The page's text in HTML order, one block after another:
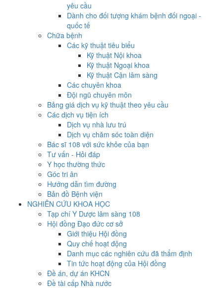
yêu cầu
Dành cho đối tượng khám bệnh đối ngoại -
quốc tế
Chữa bệnh
Các kỹ thuật tiêu biểu
Kỹ thuật Nội khoa
Kỹ thuật Ngoại khoa
Kỹ thuật Cận lâm sàng
Các chuyên khoa
Đội ngũ chuyên môn
Bảng giá dịch vụ kỹ thuật theo yêu cầu
Các dịch vụ tiện ích
Dịch vụ nhà lưu trú
Dịch vụ chăm sóc toàn diện
Bác sĩ 108 với sức khỏe của bạn
Tư vấn - Hỏi đáp
Y học thường thức
Góc tri ân
Hướng dẫn tìm đường
Bản đồ Bệnh viện
NGHIÊN CỨU KHOA HỌC
Tạp chí Y Dược lâm sàng 108
Hội đồng Đạo đức cơ sở
Giới thiệu Hội đồng
Quy chế hoạt động
Danh mục các nghiên cứu đã thẩm định
Tin tức hoạt động của Hội đồng
Đề án, dự án KHCN
Đề tài cấp Nhà nước